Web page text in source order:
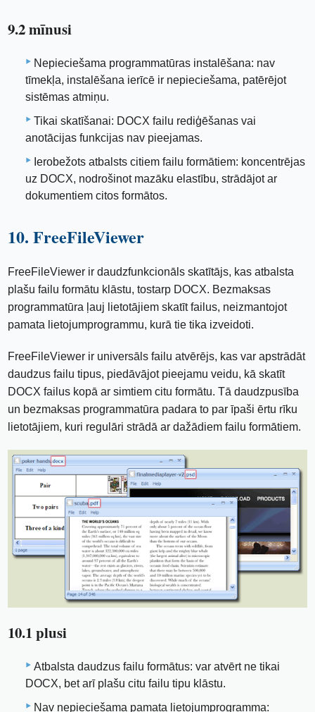
9.2 mīnusi
Nepieciešama programmatūras instalēšana: nav
tīmekļa, instalēšana ierīcē ir nepieciešama, patērējot
sistēmas atmiņu.
Tikai skatīšanai: DOCX failu rediģēšanas vai
anotācijas funkcijas nav pieejamas.
Ierobežots atbalsts citiem failu formātiem: koncentrējas
uz DOCX, nodrošinot mazāku elastību, strādājot ar
dokumentiem citos formātos.
10. FreeFileViewer
FreeFileViewer ir daudzfunkcionāls skatītājs, kas atbalsta
plašu failu formātu klāstu, tostarp DOCX. Bezmaksas
programmatūra ļauj lietotājiem skatīt failus, neizmantojot
pamata lietojumprogrammu, kurā tie tika izveidoti.
FreeFileViewer ir universāls failu atvērējs, kas var apstrādāt
daudzus failu tipus, piedāvājot pieejamu veidu, kā skatīt
DOCX failus kopā ar simtiem citu formātu. Tā daudzpusība
un bezmaksas programmatūra padara to par īpaši ērtu rīku
lietotājiem, kuri regulāri strādā ar dažādiem failu formātiem.
10.1 plusi
Atbalsta daudzus failu formātus: var atvērt ne tikai
DOCX, bet arī plašu citu failu tipu klāstu.
Nav nepieciešama pamata lietojumprogramma: